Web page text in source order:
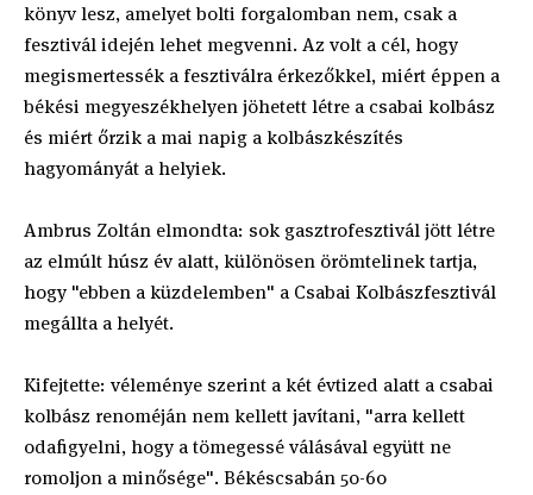
könyv lesz, amelyet bolti forgalomban nem, csak a
fesztivál idején lehet megvenni. Az volt a cél, hogy
megismertessék a fesztiválra érkezőkkel, miért éppen a
békési megyeszékhelyen jöhetett létre a csabai kolbász
és miért őrzik a mai napig a kolbászkészítés
hagyományát a helyiek.
Ambrus Zoltán elmondta: sok gasztrofesztivál jött létre
az elmúlt húsz év alatt, különösen örömtelinek tartja,
hogy "ebben a küzdelemben" a Csabai Kolbászfesztivál
megállta a helyét.
Kifejtette: véleménye szerint a két évtized alatt a csabai
kolbász renoméján nem kellett javítani, "arra kellett
odafigyelni, hogy a tömegessé válásával együtt ne
romoljon a minősége". Békéscsabán 50-60